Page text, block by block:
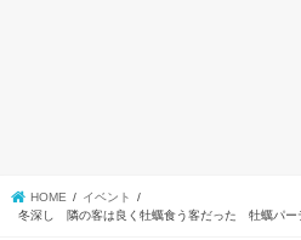
HOME
イベント
冬深し 隣の客は良く牡蠣食う客だった 牡蠣パー